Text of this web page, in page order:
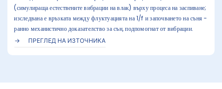
(симулираща естествените вибрации на влак) върху процеса на заспиване;
изследвана е връзката между флуктуацията на 1/f и започването на съня -
ранно механистично доказателство за сън, подпомогнат от вибрации.
ПРЕГЛЕД НА ИЗТОЧНИКА